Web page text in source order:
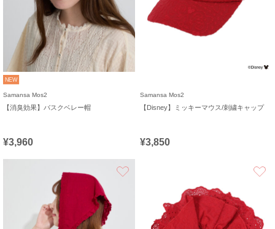
NEW
Samansa Mos2
【消臭効果】バスクベレー帽
¥3,960
Samansa Mos2
【Disney】ミッキーマウス/刺繍キャップ
¥3,850